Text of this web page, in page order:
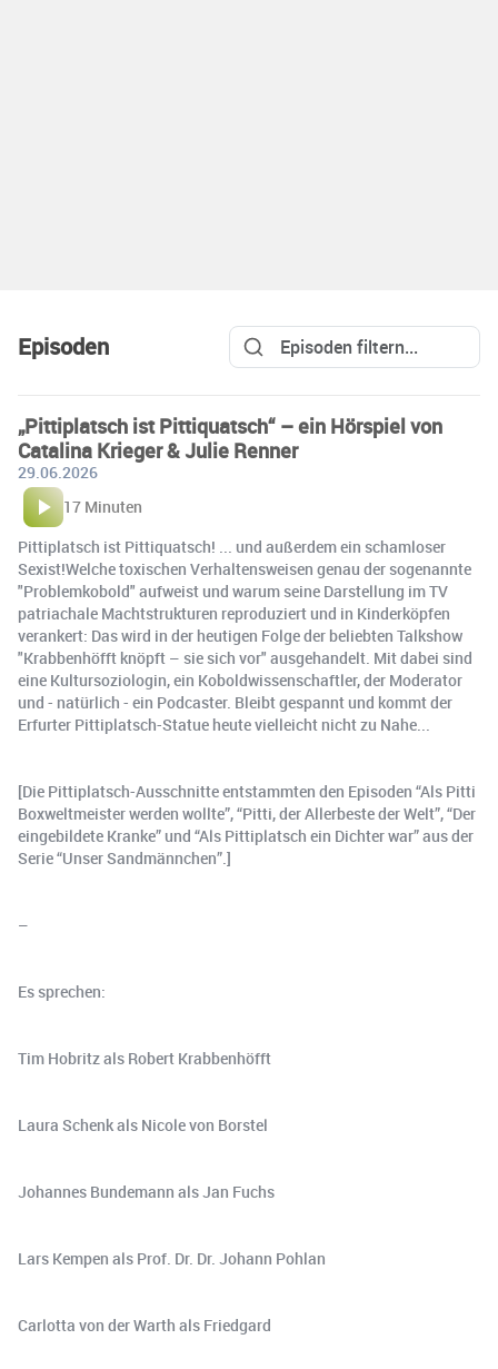
Episoden
„Pittiplatsch ist Pittiquatsch“ – ein Hörspiel von
Catalina Krieger & Julie Renner
29.06.2026
17 Minuten
Pittiplatsch ist Pittiquatsch! ... und außerdem ein schamloser
Sexist!Welche toxischen Verhaltensweisen genau der sogenannte
"Problemkobold" aufweist und warum seine Darstellung im TV
patriachale Machtstrukturen reproduziert und in Kinderköpfen
verankert: Das wird in der heutigen Folge der beliebten Talkshow
"Krabbenhöfft knöpft – sie sich vor" ausgehandelt. Mit dabei sind
eine Kultursoziologin, ein Koboldwissenschaftler, der Moderator
und - natürlich - ein Podcaster. Bleibt gespannt und kommt der
Erfurter Pittiplatsch-Statue heute vielleicht nicht zu Nahe...
[Die Pittiplatsch-Ausschnitte entstammten den Episoden “Als Pitti
Boxweltmeister werden wollte”, “Pitti, der Allerbeste der Welt”, “Der
eingebildete Kranke” und “Als Pittiplatsch ein Dichter war” aus der
Serie “Unser Sandmännchen”.]
–
Es sprechen:
Tim Hobritz als Robert Krabbenhöfft
Laura Schenk als Nicole von Borstel
Johannes Bundemann als Jan Fuchs
Lars Kempen als Prof. Dr. Dr. Johann Pohlan
Carlotta von der Warth als Friedgard